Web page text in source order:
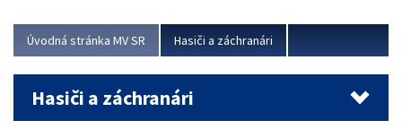
Úvodná stránka MV SR Hasiči a záchranári
Hasiči a záchranári